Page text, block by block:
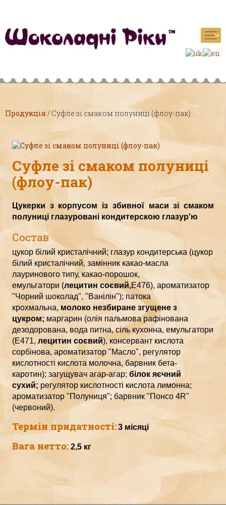
Продукція / Суфле зі смаком полуниці (флоу-пак)
Суфле зі смаком полуниці
(флоу-пак)
Цукерки з корпусом із збивної маси зі смаком
полуниці глазуровані кондитерскою глазур'ю
Состав
цукор білий кристалічний; глазур кондитерська (цукор
білий кристалічний, замінник какао-масла
лауринового типу, какао-порошок,
емульгатори (лецитин соєвий,Е476), ароматизатор
"Чорний шоколад", "Ванілін"); патока
крохмальна, молоко незбиране згущене з
цукром; маргарин (олія пальмова рафінована
дезодорована, вода питна, сіль кухонна, емульгатори
(Е471, лецитин соєвий), консервант кислота
сорбінова, ароматизатор "Масло", регулятор
кислотності кислота молочна, барвник бета-
каротин); загущувач агар-агар; білок яєчний
сухий; регулятор кислотності кислота лимонна;
ароматизатор "Полуниця"; барвник "Понсо 4R"
(червоний).
Термін придатності:3 місяці
Вага нетто: 2,5 кг